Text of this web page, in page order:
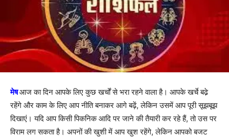
मेषआज का दिन आपके लिए कुछ खर्चों से भरा रहने वाला है। आपके खर्चे बढे़
रहेंगे और काम के लिए आप नीति बनाकर आगे बढ़ें, लेकिन उसमें आप पूरी सूझबूझ
दिखाएं। यदि आप किसी पिकनिक आदि पर जाने की तैयारी कर रहे हैं, तो उस पर
विराम लग सकता है। अपनों की खुशी में आप खुश रहेंगे, लेकिन आपको बजट